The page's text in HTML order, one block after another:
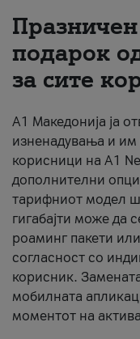
За нас
#ПодобарОнлајн
подарок
за сите
А1 Македонија ја
изненадувања и
корисници на A1
дополнителни
тарифниот модел
гигабајти може да
роаминг пакети
согласност со
корисник.
мобилната
моментот на